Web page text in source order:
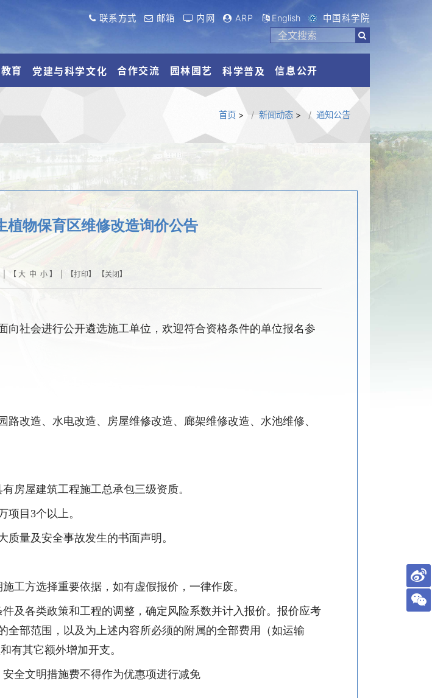
联系方式 邮箱 内网 ARP English 中国科学院
育 党建与科学文化 合作交流 园林园艺 科学普及 信息公开
首页> 新闻动态> 通知公告
植物保育区维修改造询价公告
【大 中 小】 | 【打印】 【关闭】
社会进行公开遴选施工单位，欢迎符合资格条件的单位报名参
路改造、 水电改造、 房屋维修改造、 廊架维修改造、 水池维修、
房屋建筑工程施工总承包三级资质。
项目3个以上。
量及安全事故发生的书面声明。
工方选择重要依据，如有虚假报价，一律作废。
及各类政策和工程的调整，确定风险系数并计入报价。报价应考
部范围，以及为上述内容所必须的附属的全部费用（如运输
有其它额外增加开支。
全文明措施费不得作为优惠项进行减免